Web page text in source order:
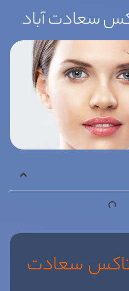
سعادت آباد
سعادت